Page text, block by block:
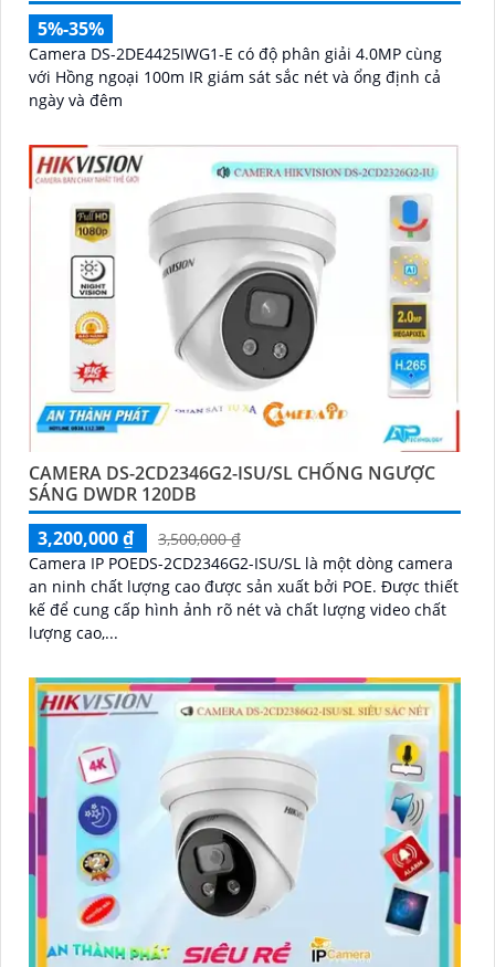
5%-35%
Camera DS-2DE4425IWG1-E có độ phân giải 4.0MP cùng
với Hồng ngoại 100m IR giám sát sắc nét và ổng định cả
ngày và đêm
CAMERA DS-2CD2346G2-ISU/SL CHỐNG NGƯỢC
SÁNG DWDR 120DB
3,200,000 ₫
3,500,000 ₫
Camera IP POEDS-2CD2346G2-ISU/SL là một dòng camera
an ninh chất lượng cao được sản xuất bởi POE. Được thiết
kế để cung cấp hình ảnh rõ nét và chất lượng video chất
lượng cao,...